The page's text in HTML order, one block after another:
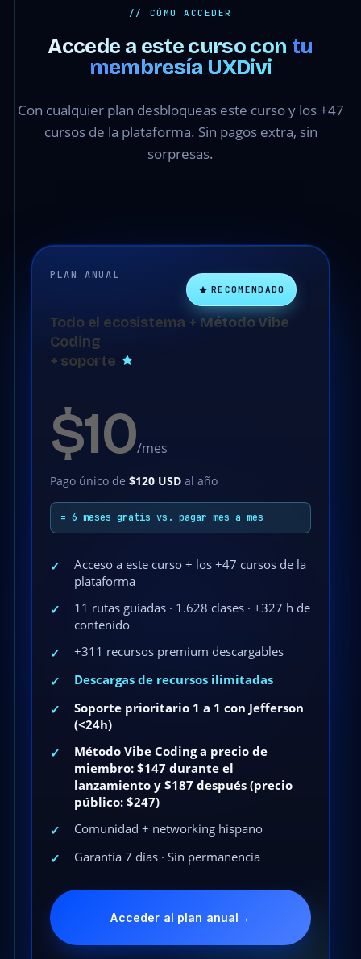
// CÓMO ACCEDER
Accede a este curso con tu
membresía UXDivi
Con cualquier plan desbloqueas este curso y los +47
cursos de la plataforma. Sin pagos extra, sin
sorpresas.
RECOMENDADO
PLAN ANUAL
Todo el ecosistema + Método Vibe
Coding
+ soporte
$10/mes
Pago único de $120 USDal año
= 6 meses gratis vs. pagar mes a mes
✓
Acceso a este curso + los +47 cursos de la
plataforma
✓
11 rutas guiadas · 1.628 clases · +327 h de
contenido
✓
+311 recursos premium descargables
✓
Descargas de recursos ilimitadas
✓
Soporte prioritario 1 a 1 con Jefferson
(<24h)
✓
Método Vibe Coding a precio de
miembro: $147 durante el
lanzamiento y $187 después (precio
público: $247)
✓
Comunidad + networking hispano
✓
Garantía 7 días · Sin permanencia
Acceder al plan anual→